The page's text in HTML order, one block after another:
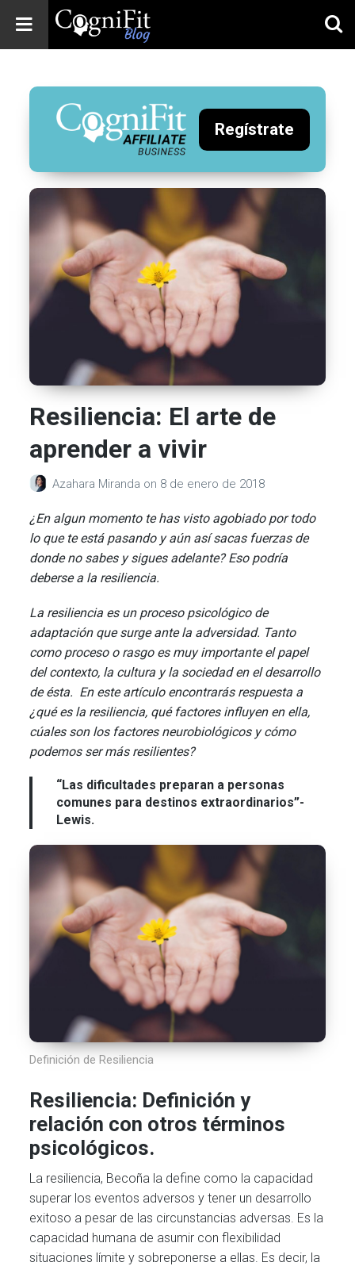
Blog: Brain
Health
News
Brain Training,
Mental Health, and
Wellness
Regístrate
Resiliencia: El arte de
aprender a vivir
Azahara Miranda on 8 de enero de 2018
¿En algun momento te has visto agobiado por todo
lo que te está pasando y aún así sacas fuerzas de
donde no sabes y sigues adelante? Eso podría
deberse a la resiliencia.
La resiliencia es un proceso psicológico de
adaptación que surge ante la adversidad. Tanto
como proceso o rasgo es muy importante el papel
del contexto, la cultura y la sociedad en el desarrollo
de ésta. En este artículo encontrarás respuesta a
¿qué es la resiliencia, qué factores influyen en ella,
cúales son los factores neurobiológicos y cómo
podemos ser más resilientes?
“Las dificultades preparan a personas
comunes para destinos extraordinarios”-
Lewis.
Definición de Resiliencia
Resiliencia: Definición y
relación con otros términos
psicológicos.
La resiliencia, Becoña la define como la capacidad
superar los eventos adversos y tener un desarrollo
exitoso a pesar de las circunstancias adversas. Es la
capacidad humana de asumir con flexibilidad
situaciones límite y sobreponerse a ellas. Es decir, la